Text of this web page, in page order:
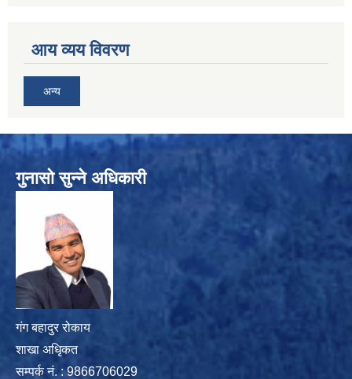
आय व्यय विवरण
अन्य
गुनासो सुन्ने अधिकारी
गंग बहादुर रोकाय
शाखा अधिृकत
सम्पर्क न‌ं. : 9866706029